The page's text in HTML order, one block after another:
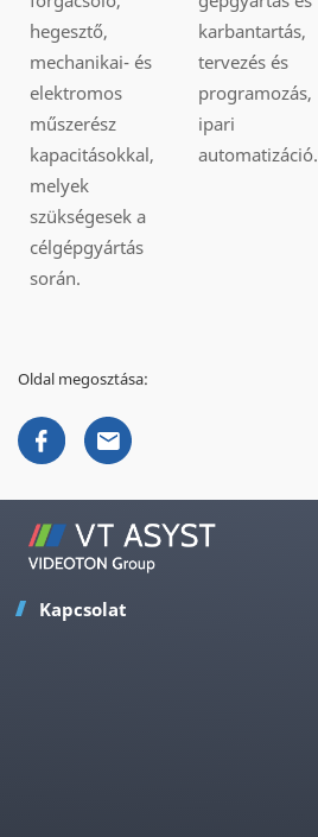
hegesztő,
mechanikai- és
elektromos
műszerész
kapacitásokkal,
melyek
szükségesek a
célgépgyártás
során.
karbantartás,
tervezés és
programozás,
ipari
automatizáció.
Oldal megosztása:
Kapcsolat